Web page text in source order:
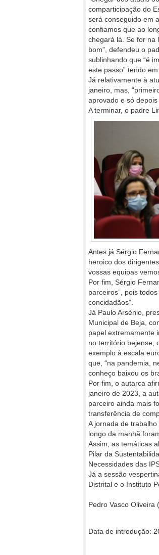
comparticipação do
será conseguido em
confiamos que ao
chegará lá. Se for na
bom”, defendeu o
sublinhando que “é
este passo” tendo
Já relativamente à
janeiro, mas,
aprovado e só
A terminar, o padre
Antes já Sérgio
heroico dos
vossas equipas
Por fim, Sérgio
parceiros”, pois
concidadãos”.
Já Paulo Arsénio,
Municipal de Beja,
papel extremamente
no território bejense,
exemplo à escala
que, “na pandemia,
conheço baixou os
Por fim, o autarca
janeiro de 2023, a
parceiro ainda mais
transferência de
A jornada de
longo da manhã
Assim, as temáticas
Pilar da
Necessidades das
Já a sessão
Distrital e o Instituto
Pedro Vasco Oliveira
Data de introdução: